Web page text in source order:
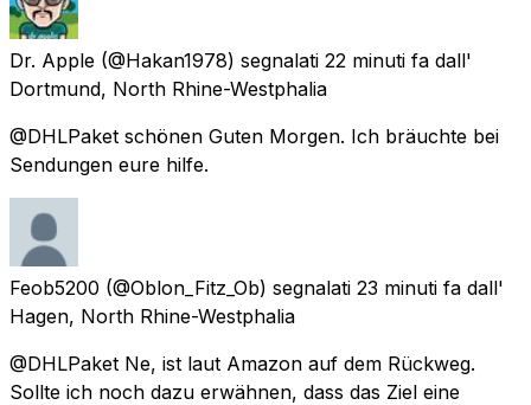
Dr. Apple (@Hakan1978) segnalati 22 minuti fa dall'
Dortmund, North Rhine-Westphalia
@DHLPaket schönen Guten Morgen. Ich bräuchte bei
Sendungen eure hilfe.
Feob5200 (@Oblon_Fitz_Ob) segnalati 23 minuti fa dall'
Hagen, North Rhine-Westphalia
@DHLPaket Ne, ist laut Amazon auf dem Rückweg.
Sollte ich noch dazu erwähnen, dass das Ziel eine